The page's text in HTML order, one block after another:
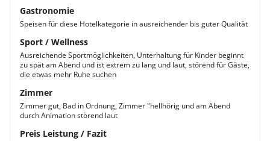
Gastronomie
Speisen für diese Hotelkategorie in ausreichender bis guter Qualität
Sport / Wellness
Ausreichende Sportmöglichkeiten, Unterhaltung für Kinder beginnt
zu spät am Abend und ist extrem zu lang und laut, störend für Gäste,
die etwas mehr Ruhe suchen
Zimmer
Zimmer gut, Bad in Ordnung, Zimmer "hellhörig und am Abend
durch Animation störend laut
Preis Leistung / Fazit